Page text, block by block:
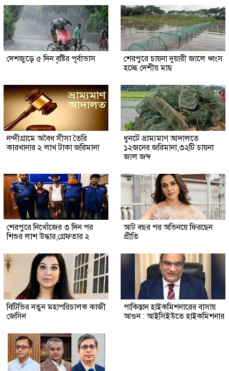
দেশজুড়ে ৫ দিন বৃষ্টির পূর্বাভাস
শেরপুরে চায়না দুয়ারী জালে ধ্বংস
হচ্ছে দেশীয় মাছ
নন্দীগ্রামে অবৈধ সীসা তৈরি
কারখানার ২ লাখ টাকা জরিমানা
ধুনটে ভ্রাম্যমাণ আদালতে
১২জনের জরিমানা,৩২টি চায়না
জাল জব্দ
শেরপুরে নিখোঁজের ৩ দিন পর
শিশুর লাশ উদ্ধার,গ্রেফতার ২
আট বছর পর অভিনয়ে ফিরছেন
প্রীতি
বিটিভির নতুন মহাপরিচালক কাজী
জেসিন
পাকিস্তান হাইকমিশনারের বাসায়
আগুন : আইসিইউতে হাইকমিশনার